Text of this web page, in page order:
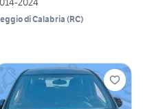
di Calabria (RC)